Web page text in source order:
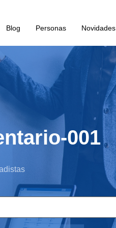
Blog Personas Novidades
001